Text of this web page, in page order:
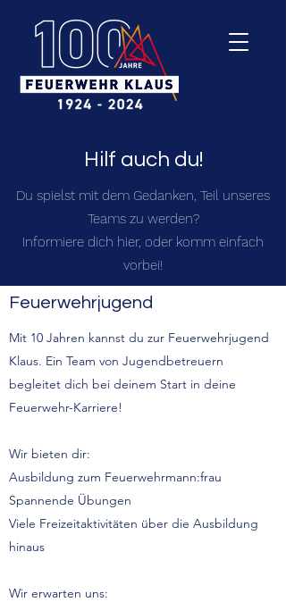
Hilf auch du!
Du spielst mit dem Gedanken, Teil unseres
Teams zu werden?
Informiere dich hier, oder komm einfach
vorbei!
Feuerwehrjugend
Mit 10 Jahren kannst du zur Feuerwehrjugend
Klaus. Ein Team von Jugendbetreuern
begleitet dich bei deinem Start in deine
Feuerwehr-Karriere!
Wir bieten dir:
Ausbildung zum Feuerwehrmann:frau
Spannende Übungen
Viele Freizeitaktivitäten über die Ausbildung
hinaus
Wir erwarten uns: